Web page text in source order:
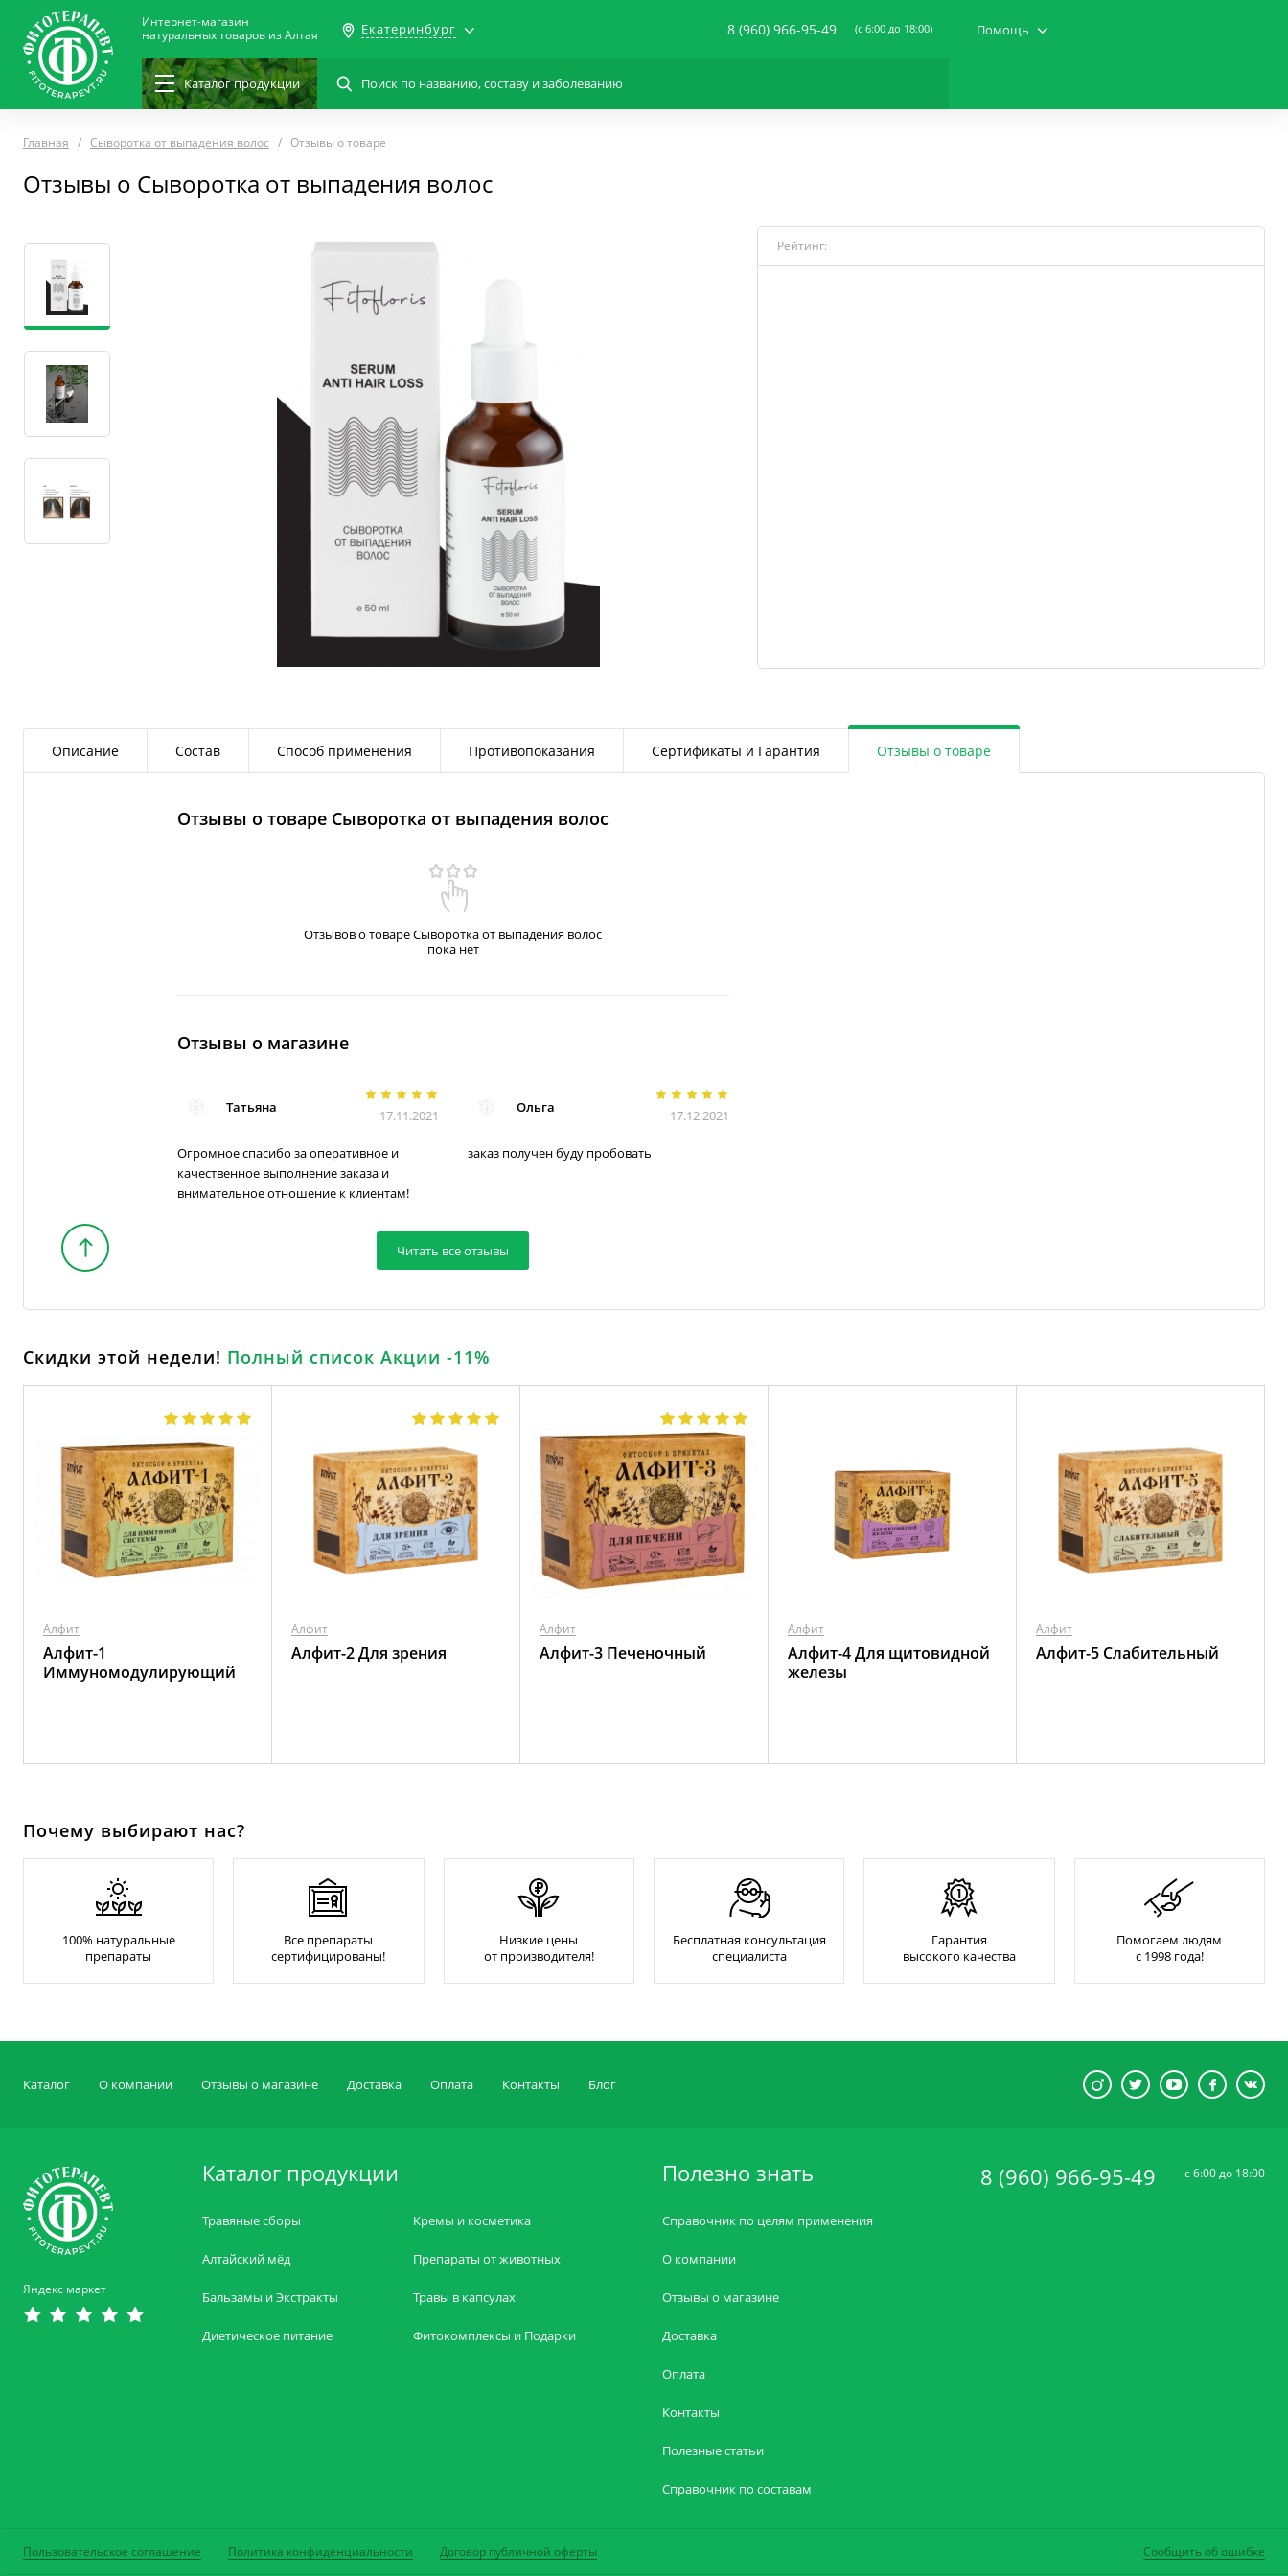
Интернет-магазин
натуральных товаров из Алтая
Екатеринбург 8 (960) 966-95-49 (c 6:00 до 18:00) Помощь
Каталогпродукции
Главная Сыворотка от выпадения волос Отзывы о товаре
Отзывы о Сыворотка от выпадения волос
Рейтинг:
Описание Состав Способ применения Противопоказания Сертификаты и Гарантия Отзывы о товаре
Отзывы о товаре Сыворотка от выпадения волос
Отзывов о товаре Сыворотка от выпадения волос
пока нет
Отзывы о магазине
Татьяна
17.11.2021
Огромное спасибо за оперативное и
качественное выполнение заказа и
внимательное отношение к клиентам!
Ольга
17.12.2021
заказ получен буду пробовать
Читать все отзывы
Скидки этой недели! Полный список Акции -11%
Алфит
Алфит-1
Иммуномодулирующий
Алфит
Алфит-2 Для зрения
Алфит
Алфит-3 Печеночный
Алфит
Алфит-4 Для щитовидной
железы
Алфит
Алфит-5 Слабительный
Почему выбирают нас?
100% натуральные
препараты
Все препараты
сертифицированы!
Низкие цены
от производителя!
Бесплатная консультация
специалиста
Гарантия
высокого качества
Помогаем людям
с 1998 года!
Каталог О компании Отзывы о магазине Доставка Оплата Контакты Блог
Яндекс маркет
Каталог продукции
Травяные сборы
Алтайский мёд
Бальзамы и Экстракты
Диетическое питание
Кремы и косметика
Препараты от животных
Травы в капсулах
Фитокомплексы и Подарки
Полезно знать
Справочник по целям применения
О компании
Отзывы о магазине
Доставка
Оплата
Контакты
Полезные статьи
Справочник по составам
8 (960) 966-95-49 c 6:00 до 18:00
Пользовательское соглашение Политика конфиденциальности Договор публичной оферты Сообщить об ошибке